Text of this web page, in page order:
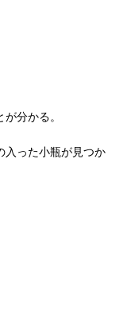
分かる。
入った小瓶が見つか